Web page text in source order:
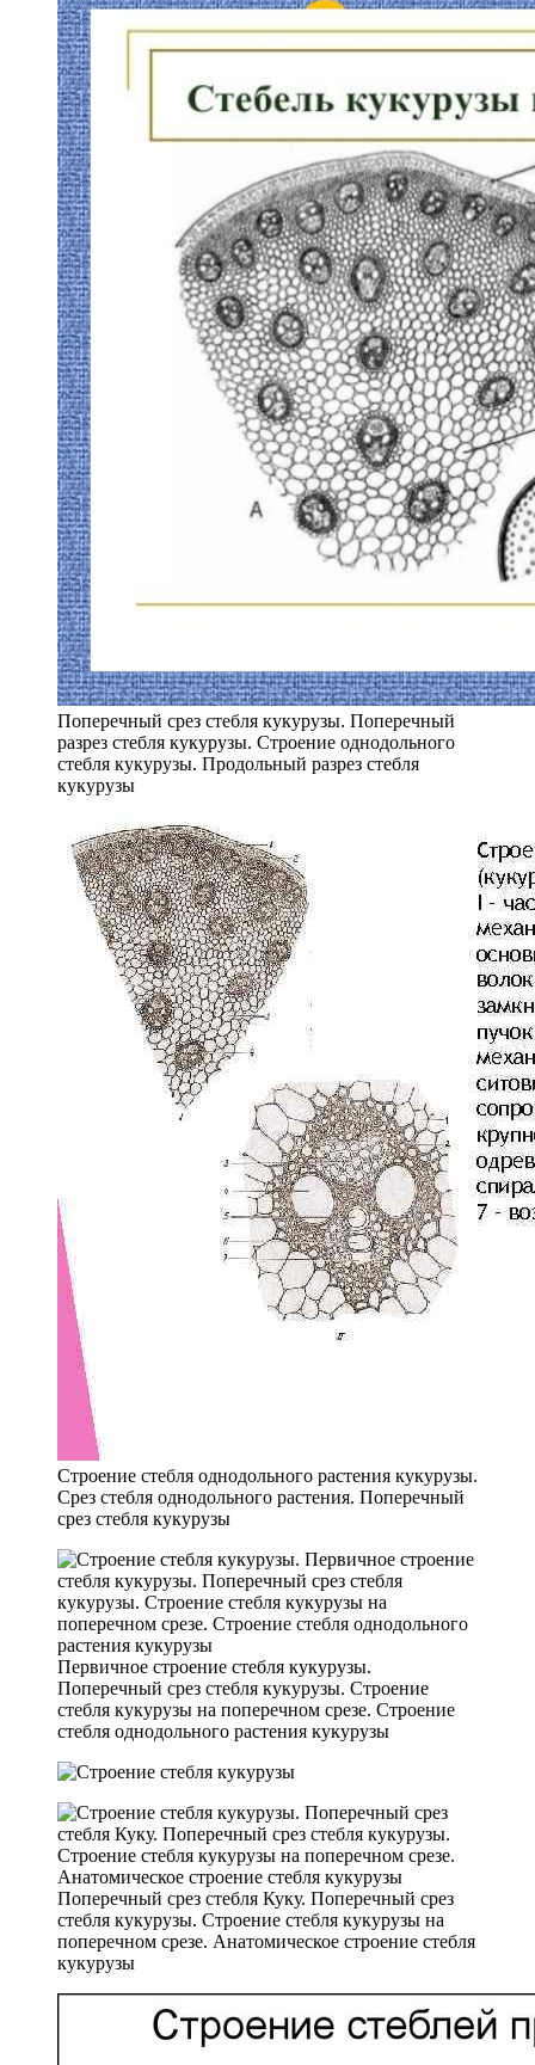
Поперечный срез стебля кукурузы. Поперечный
разрез стебля кукурузы. Строение однодольного
стебля кукурузы. Продольный разрез стебля
кукурузы
Строение стебля однодольного растения кукурузы.
Срез стебля однодольного растения. Поперечный
срез стебля кукурузы
Первичное строение стебля кукурузы.
Поперечный срез стебля кукурузы. Строение
стебля кукурузы на поперечном срезе. Строение
стебля однодольного растения кукурузы
Поперечный срез стебля Куку. Поперечный срез
стебля кукурузы. Строение стебля кукурузы на
поперечном срезе. Анатомическое строение стебля
кукурузы